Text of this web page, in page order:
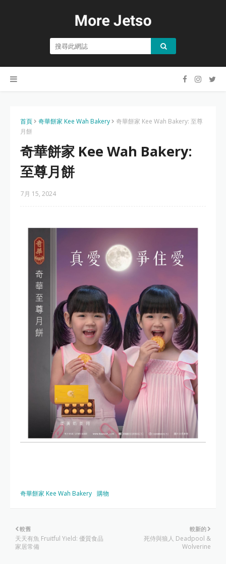
首頁 奇華餅家 Kee Wah Bakery
奇華餅家 Kee Wah Bakery: 至尊
月餅
奇華餅家 Kee Wah Bakery:
至尊月餅
7月 15, 2024
奇華餅家 Kee Wah Bakery 購物
較新的
死侍與狼人 Deadpool &
Wolverine
較舊
天天有魚 Fruitful Yield: 優質食品
家居常備